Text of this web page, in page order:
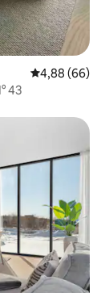
Note
4,88 (66)
43